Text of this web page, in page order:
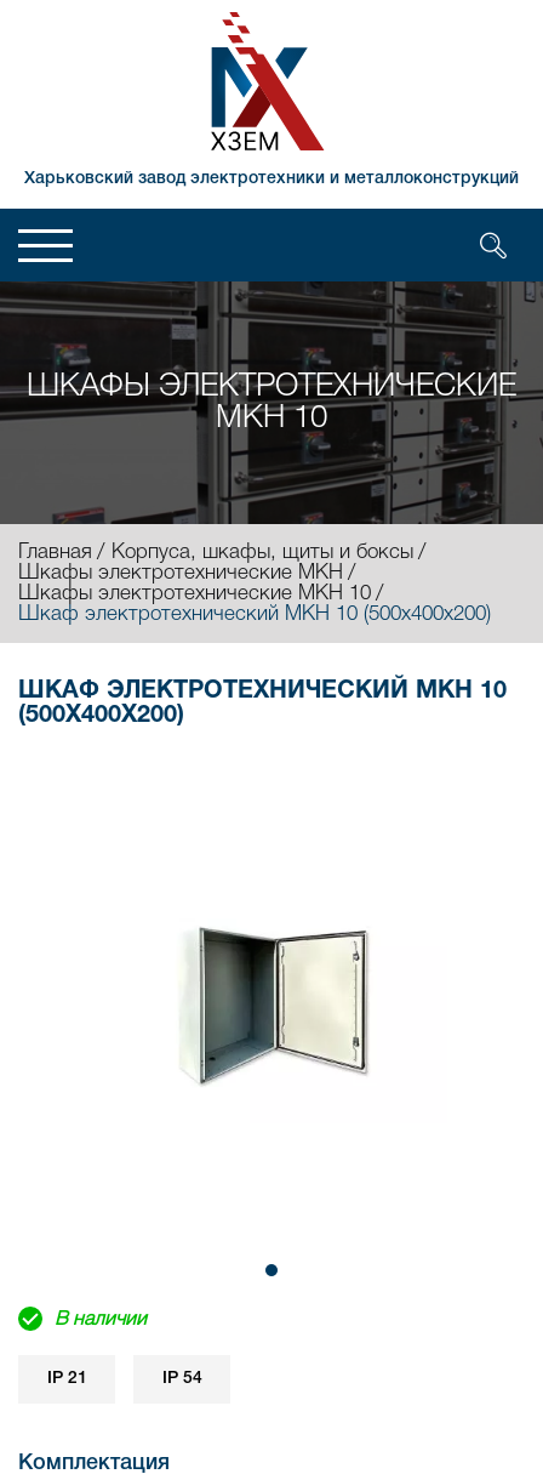
Харьковский завод электротехники и металлоконструкций
ШКАФЫ ЭЛЕКТРОТЕХНИЧЕСКИЕ
МКН 10
Главная
Корпуса, шкафы, щиты и боксы
Шкафы электротехнические МКН
Шкафы электротехнические МКН 10
Шкаф электротехнический МКН 10 (500х400х200)
ШКАФ ЭЛЕКТРОТЕХНИЧЕСКИЙ МКН 10
(500Х400Х200)
В наличии
IP 21 IP 54
Комплектация